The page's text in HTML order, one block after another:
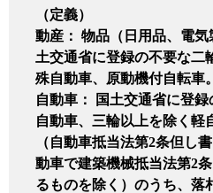
（定義）
動産： 物品（日用品、電
土交通省に登録の不要な二
殊自動車、原動機付自転車。
自動車： 国土交通省に登
自動車、三輪以上を除く軽
（自動車抵当法第2条但し
動車で建築機械抵当法第2
るものを除く）のうち、落